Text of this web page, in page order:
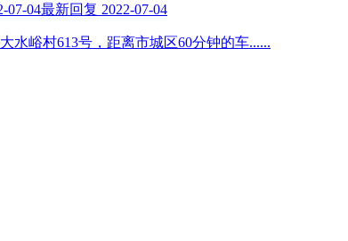
07-04最新回复 2022-07-04
水峪村613号，距离市城区60分钟的车......